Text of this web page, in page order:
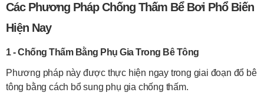
Các Phương Pháp Chống Thấm Bể Bơi Phổ Biến
Hiện Nay
1 - Chống Thấm Bằng Phụ Gia Trong Bê Tông
Phương pháp này được thực hiện ngay trong giai đoạn đổ bê
tông bằng cách bổ sung phụ gia chống thấm.